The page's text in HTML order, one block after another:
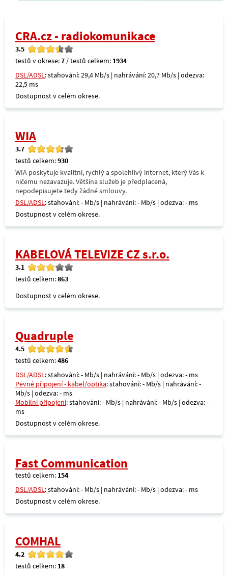
CRA.cz - radiokomunikace
3.5
testů v okrese:7 / testů celkem: 1934
DSL/ADSL: stahování: 29,4 Mb/s | nahrávání: 20,7 Mb/s | odezva:
22,5 ms
Dostupnost v celém okrese.
WIA
3.7
testů celkem:930
WIA poskytuje kvalitní, rychlý a spolehlivý internet, který Vás k
ničemu nezavazuje. Většina služeb je předplacená,
nepodepisujete tedy žádné smlouvy.
DSL/ADSL: stahování: - Mb/s | nahrávání: - Mb/s | odezva: - ms
Dostupnost v celém okrese.
KABELOVÁ TELEVIZE CZ s.r.o.
3.1
testů celkem:863
Dostupnost v celém okrese.
Quadruple
4.5
testů celkem:486
DSL/ADSL: stahování: - Mb/s | nahrávání: - Mb/s | odezva: - ms
Pevné připojení - kabel/optika: stahování: - Mb/s | nahrávání: -
Mb/s | odezva: - ms
Mobilní připojení: stahování: - Mb/s | nahrávání: - Mb/s | odezva: -
ms
Dostupnost v celém okrese.
Fast Communication
testů celkem: 154
DSL/ADSL: stahování: - Mb/s | nahrávání: - Mb/s | odezva: - ms
Dostupnost v celém okrese.
COMHAL
4.2
testů celkem: 18